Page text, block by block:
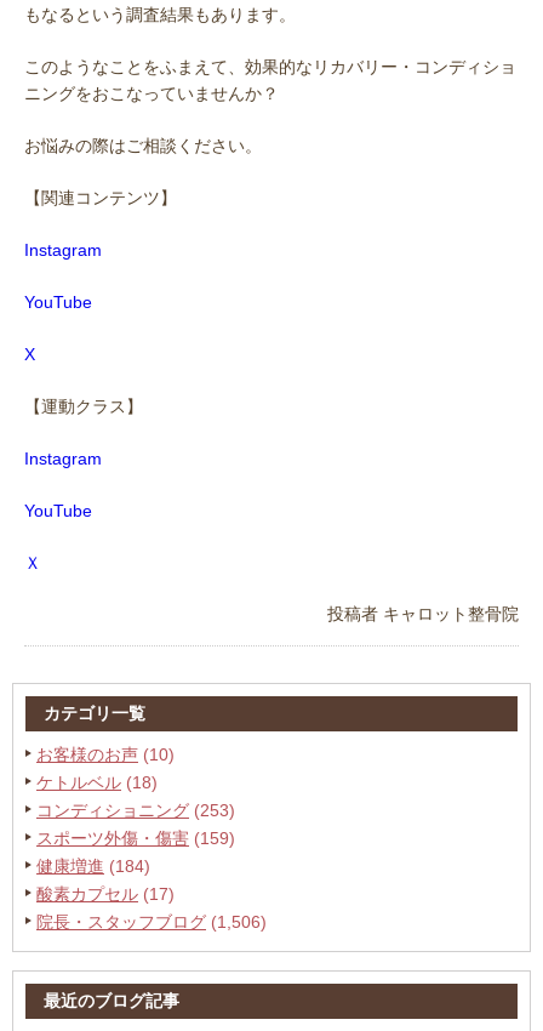
もなるという調査結果もあります。
このようなことをふまえて、効果的なリカバリー・コンディショ
ニングをおこなっていませんか？
お悩みの際はご相談ください。
【関連コンテンツ】
Instagram
YouTube
X
【運動クラス】
Instagram
YouTube
Ｘ
投稿者 キャロット整骨院
カテゴリ一覧
お客様のお声 (10)
ケトルベル (18)
コンディショニング (253)
スポーツ外傷・傷害 (159)
健康増進 (184)
酸素カプセル (17)
院長・スタッフブログ (1,506)
最近のブログ記事